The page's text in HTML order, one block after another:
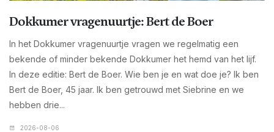
Dokkumer vragenuurtje: Bert de Boer
In het Dokkumer vragenuurtje vragen we regelmatig een
bekende of minder bekende Dokkumer het hemd van het lijf.
In deze editie: Bert de Boer. Wie ben je en wat doe je? Ik ben
Bert de Boer, 45 jaar. Ik ben getrouwd met Siebrine en we
hebben drie...
2026-08-06